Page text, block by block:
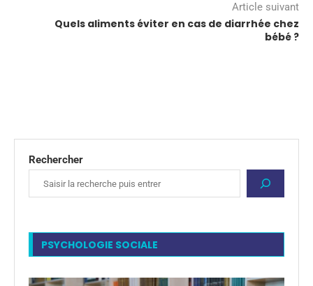
Article suivant
Quels aliments éviter en cas de diarrhée chez
bébé ?
Rechercher
PSYCHOLOGIE SOCIALE